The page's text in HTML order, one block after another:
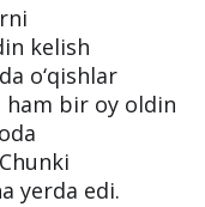
kelish
o‘qishlar
ham bir oy oldin
yerda edi.